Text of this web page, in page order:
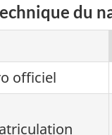
du
officiel